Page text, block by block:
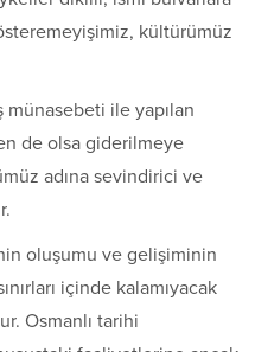
kültürümüz
ile yapılan
de olsa giderilmeye
adına sevindirici ve
oluşumu ve gelişiminin
içinde kalamıyacak
Osmanlı tarihi